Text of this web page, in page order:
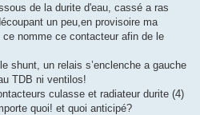
de la durite d'eau, cassé a ras
un peu,en provisoire ma
nomme ce contacteur afin de le
shunt, un relais s’enclenche a gauche
TDB ni ventilos!
culasse et radiateur durite (4)
quoi! et quoi anticipé?